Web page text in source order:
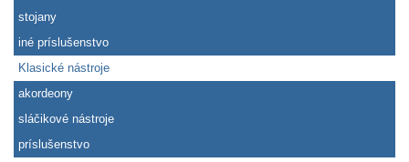
stojany
iné príslušenstvo
Klasické nástroje
akordeony
sláčikové nástroje
príslušenstvo